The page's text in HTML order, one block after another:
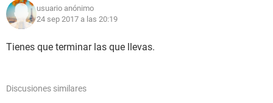
usuario anónimo
24 sep 2017 a las 20:19
Tienes que terminar las que llevas.
Discusiones similares